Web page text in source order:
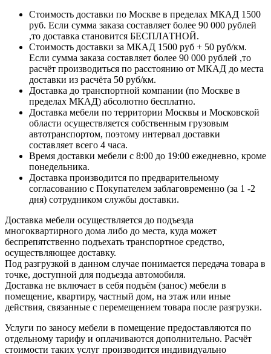
Стоимость доставки по Москве в пределах МКАД 1500
руб. Если сумма заказа составляет более 90 000 рублей
,то доставка становится БЕСПЛАТНОЙ.
Стоимость доставки за МКАД 1500 руб + 50 руб/км.
Если сумма заказа составляет более 90 000 рублей ,то
расчёт производиться по расстоянию от МКАД до места
доставки из расчёта 50 руб/км.
Доставка до транспортной компании (по Москве в
пределах МКАД) абсолютно бесплатно.
Доставка мебели по территории Москвы и Московской
области осуществляется собственным грузовым
автотранспортом, поэтому интервал доставки
составляет всего 4 часа.
Время доставки мебели с 8:00 до 19:00 ежедневно, кроме
понедельника.
Доставка производится по предварительному
согласованию с Покупателем заблаговременно (за 1 -2
дня) сотрудником службы доставки.
Доставка мебели осуществляется до подъезда
многоквартирного дома либо до места, куда может
беспрепятственно подъехать транспортное средство,
осуществляющее доставку.
Под разгрузкой в данном случае понимается передача товара в
точке, доступной для подъезда автомобиля.
Доставка не включает в себя подъём (занос) мебели в
помещение, квартиру, частный дом, на этаж или иные
действия, связанные с перемещением товара после разгрузки.
Услуги по заносу мебели в помещение предоставляются по
отдельному тарифу и оплачиваются дополнительно. Расчёт
стоимости таких услуг производится индивидуально